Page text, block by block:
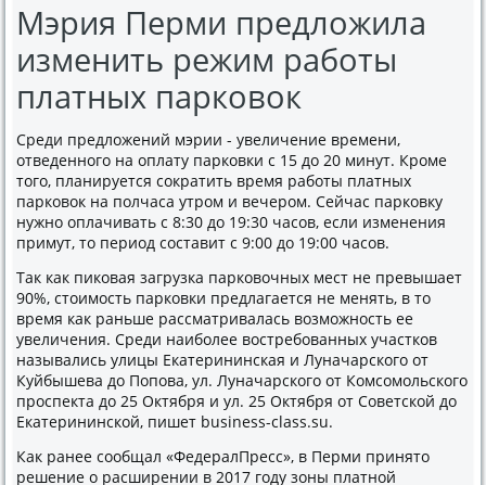
Мэрия Перми предложила
изменить режим работы
платных парковок
Среди предложений мэрии - увеличение времени,
отведенного на оплату парковки с 15 до 20 минут. Кроме
того, планируется сократить время работы платных
парковок на полчаса утром и вечером. Сейчас парковку
нужно оплачивать с 8:30 до 19:30 часов, если изменения
примут, то период составит с 9:00 до 19:00 часов.
Так как пиковая загрузка парковочных мест не превышает
90%, стоимость парковки предлагается не менять, в то
время как раньше рассматривалась возможность ее
увеличения. Среди наиболее востребованных участков
назывались улицы Екатерининская и Луначарского от
Куйбышева до Попова, ул. Луначарского от Комсомольского
проспекта до 25 Октября и ул. 25 Октября от Советской до
Екатерининской, пишет business-class.su.
Как ранее сообщал «ФедералПресс», в Перми принято
решение о расширении в 2017 году зоны платной